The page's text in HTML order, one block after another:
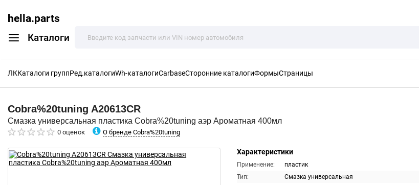
hella.parts
Каталоги
ЛККаталоги группРед.каталогиWh-каталогиCarbaseСторонние каталогиФормыСтраницы
Cobra%20tuning A20613CR
Смазка универсальная пластика Cobra%20tuning аэр Ароматная 400мл
0 оценок О бренде Cobra%20tuning
Характеристики
Применение:
пластик
Тип:
Смазка универсальная